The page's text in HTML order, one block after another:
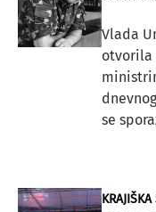
Vlada
otvorila
se